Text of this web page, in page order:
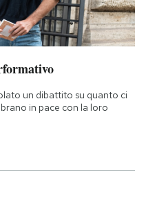
un dibattito su quanto ci
in pace con la loro